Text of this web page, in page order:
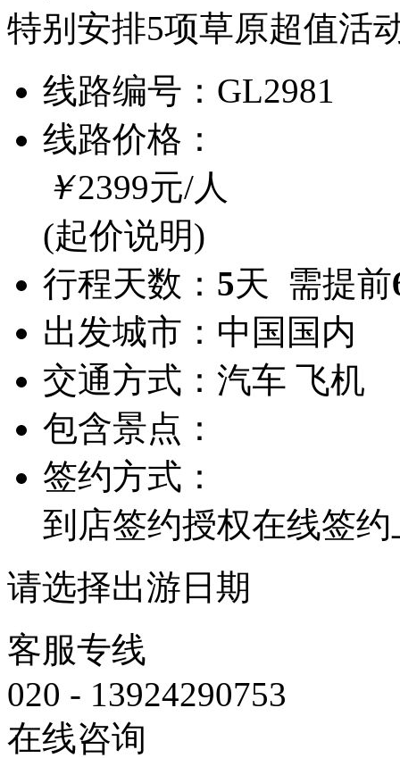
特别安排5项草原超值活
线路编号： GL2981
线路价格：
￥2399元/人
(起价说明)
行程天数： 5天 需提前
出发城市： 中国国内
交通方式： 汽车 飞机
包含景点：
签约方式：
到店签约授权在线签约
请选择出游日期
客服专线
020 - 13924290753
在线咨询